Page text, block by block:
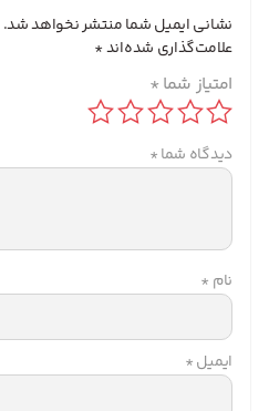
نشانی ایمیل شما منتشر نخواهد شد.
علامت‌گذاری شده‌اند*
امتیاز شما *
دیدگاه شما*
نام *
ایمیل*